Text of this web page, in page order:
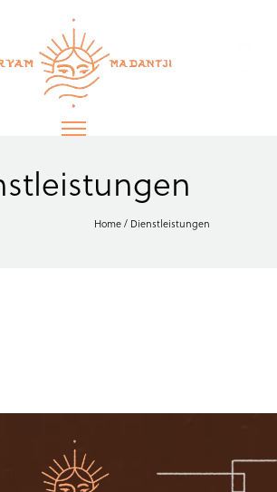
Home / Dienstleistungen